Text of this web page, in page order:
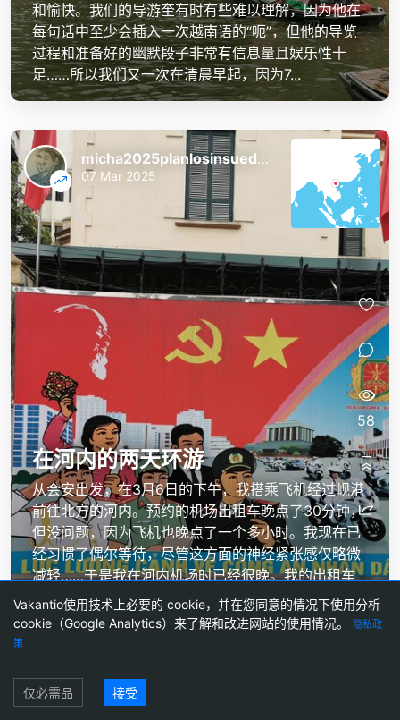
和愉快。我们的导游奎有时有些难以理解，因为他在
每句话中至少会插入一次越南语的“呃”，但他的导览
过程和准备好的幽默段子非常有信息量且娱乐性十
足……所以我们又一次在清晨早起，因为7...
在河内的两天环游
从会安出发，在3月6日的下午，我搭乘飞机经过岘港
前往北方的河内。预约的机场出租车晚点了30分钟，
但没问题，因为飞机也晚点了一个多小时。我现在已
经习惯了偶尔等待，尽管这方面的神经紧张感仅略微
减轻……于是我在河内机场时已经很晚。我的出租车
司机已经举着名牌等候，并花了35分钟把我送到酒
店。对于出租车费用的反复谈判，我迅速拒绝，直接
micha2025planlosinsuedostasien
07 Mar 2025
58
Vakantio使用技术上必要的 cookie，并在您同意的情况下使用分析
cookie（Google Analytics）来了解和改进网站的使用情况。
隐私政
策
仅必需品 接受